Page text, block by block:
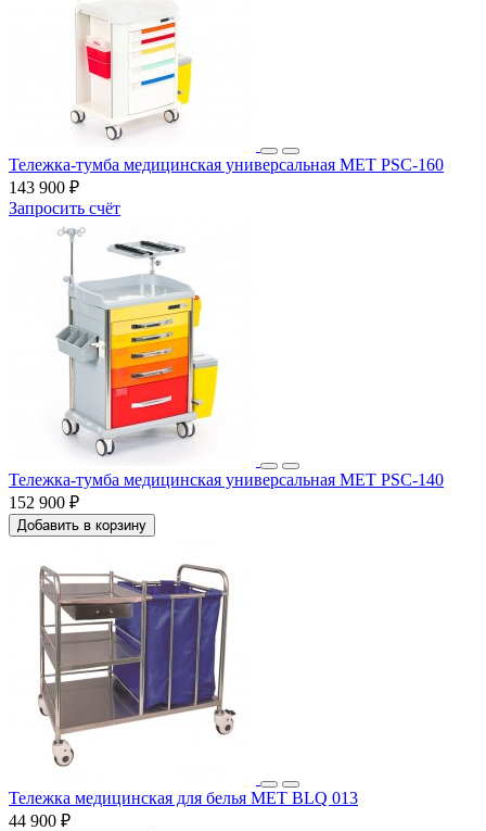
Тележка-тумба медицинская универсальная MET PSC-160
143 900 ₽
Запросить счёт
Тележка-тумба медицинская универсальная MET PSC-140
152 900 ₽
Добавить в корзину
Тележка медицинская для белья MET BLQ 013
44 900 ₽